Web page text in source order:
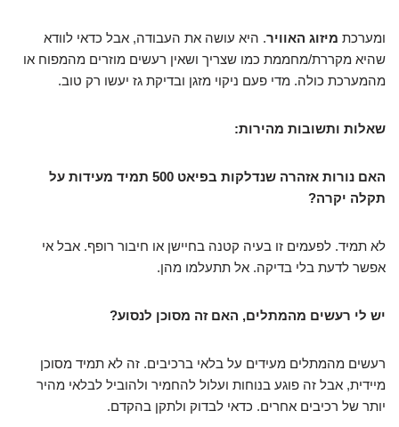
ומערכת מיזוג האוויר. היא עושה את העבודה, אבל כדאי לוודא
שהיא מקררת/מחממת כמו שצריך ושאין רעשים מוזרים מהמפוח או
מהמערכת כולה. מדי פעם ניקוי מזגן ובדיקת גז יעשו רק טוב.
שאלות ותשובות מהירות:
האם נורות אזהרה שנדלקות בפיאט 500 תמיד מעידות על
תקלה יקרה?
לא תמיד. לפעמים זו בעיה קטנה בחיישן או חיבור רופף. אבל אי
אפשר לדעת בלי בדיקה. אל תתעלמו מהן.
יש לי רעשים מהמתלים, האם זה מסוכן לנסוע?
רעשים מהמתלים מעידים על בלאי ברכיבים. זה לא תמיד מסוכן
מיידית, אבל זה פוגע בנוחות ועלול להחמיר ולהוביל לבלאי מהיר
יותר של רכיבים אחרים. כדאי לבדוק ולתקן בהקדם.